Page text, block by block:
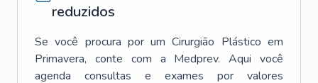
reduzidos
Se você procura por um Cirurgião Plástico em
Primavera, conte com a Medprev. Aqui você
agenda consultas e exames por valores